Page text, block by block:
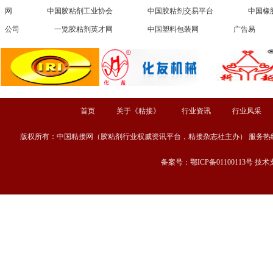
网 中国胶粘剂工业协会 中国胶粘剂交易平台 中国橡
公司 一览胶粘剂英才网 中国塑料包装网 广告易
首页 关于《粘接》 行业资讯 行业风采
版权所有：中国粘接网（胶粘剂行业权威资讯平台，粘接杂志社主办） 服务热
备案号：鄂ICP备01100113号 技术